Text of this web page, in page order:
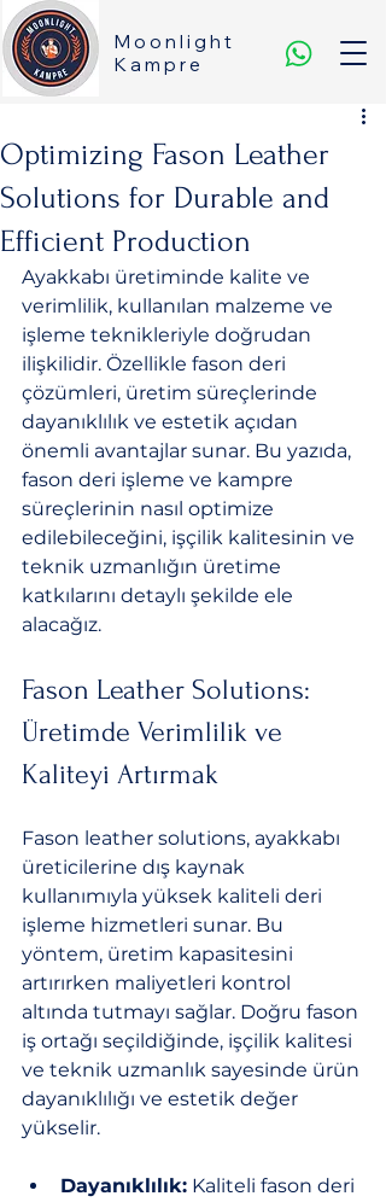
Moonlight
Kampre
Optimizing Fason Leather
Solutions for Durable and
Efficient Production
Ayakkabı üretiminde kalite ve
verimlilik, kullanılan malzeme ve
işleme teknikleriyle doğrudan
ilişkilidir. Özellikle fason deri
çözümleri, üretim süreçlerinde
dayanıklılık ve estetik açıdan
önemli avantajlar sunar. Bu yazıda,
fason deri işleme ve kampre
süreçlerinin nasıl optimize
edilebileceğini, işçilik kalitesinin ve
teknik uzmanlığın üretime
katkılarını detaylı şekilde ele
alacağız.
Fason Leather Solutions:
Üretimde Verimlilik ve
Kaliteyi Artırmak
Fason leather solutions, ayakkabı
üreticilerine dış kaynak
kullanımıyla yüksek kaliteli deri
işleme hizmetleri sunar. Bu
yöntem, üretim kapasitesini
artırırken maliyetleri kontrol
altında tutmayı sağlar. Doğru fason
iş ortağı seçildiğinde, işçilik kalitesi
ve teknik uzmanlık sayesinde ürün
dayanıklılığı ve estetik değer
yükselir.
Dayanıklılık: Kaliteli fason deri